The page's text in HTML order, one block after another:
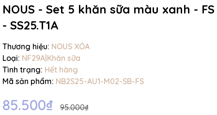
NOUS - Set 5 khăn sữa màu xanh - FS
- SS25.T1A
Thương hiệu: NOUS XÓA
Loại: NF29A|Khăn sữa
Tình trạng: Hết hàng
Mã sản phẩm: NB2S25-AU1-M02-SB-FS
85.500₫ 95.000₫
Mã giảm giá:
Ngày hết hạn:
Điều kiện: